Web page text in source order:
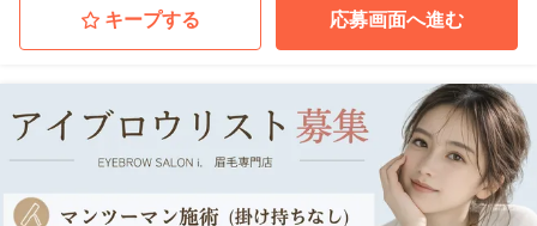
北海道旭川市
(永山駅 徒歩 9分)
アイブロウサロン i. 盛岡店
岩手県盛岡市 (盛岡駅)
アイブロウサロン i. 仙台店
アイブロウサロン i. 山形店
山形県山形市
...他
キープする 応募画面へ進む